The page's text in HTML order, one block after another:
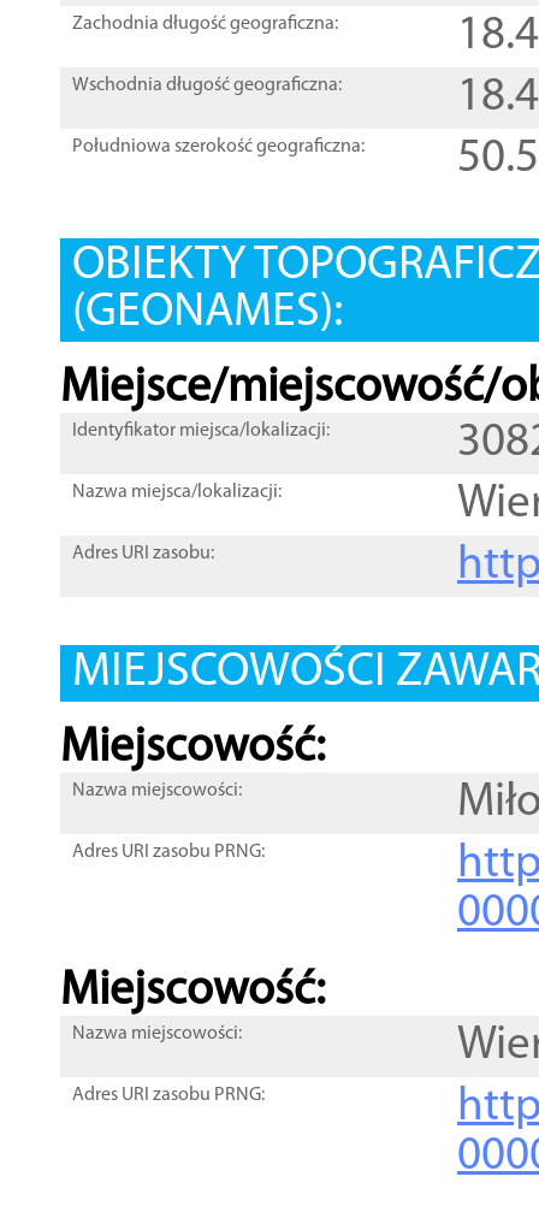
Zachodnia długość geograficzna:
Wschodnia długość geograficzna:
Południowa szerokość geograficzna:
OBIEKTY
(GEONAMES):
Miejsce/miejscowość/
Identyfikator miejsca/lokalizacji:
Nazwa miejsca/lokalizacji:
Adres URI zasobu:
MIEJSCOWOŚCI
Miejscowość:
Nazwa miejscowości:
Adres URI zasobu PRNG:
Miejscowość:
Nazwa miejscowości:
Adres URI zasobu PRNG: